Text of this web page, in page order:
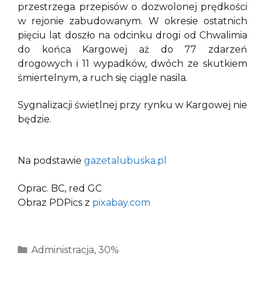
przestrzega przepisów o dozwolonej prędkości
w rejonie zabudowanym. W okresie ostatnich
pięciu lat doszło na odcinku drogi od Chwalimia
do końca Kargowej aż do 77 zdarzeń
drogowych i 11 wypadków, dwóch ze skutkiem
śmiertelnym, a ruch się ciągle nasila.
Sygnalizacji świetlnej przy rynku w Kargowej nie
będzie.
Na podstawie gazetalubuska.pl
Oprac. BC, red GC
Obraz PDPics z pixabay.com
Kategorie
Administracja, 30%